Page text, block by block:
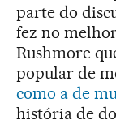
parte do
fez no
Rushmore
popular de
como a de
história de